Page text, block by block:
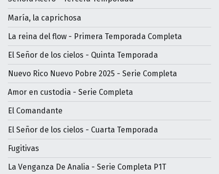
María, la caprichosa
La reina del flow - Primera Temporada Completa
El Señor de los cielos - Quinta Temporada
Nuevo Rico Nuevo Pobre 2025 - Serie Completa
Amor en custodia - Serie Completa
El Comandante
El Señor de los cielos - Cuarta Temporada
Fugitivas
La Venganza De Analia - Serie Completa P1T